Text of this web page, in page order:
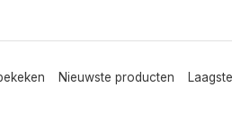
Nieuwste producten